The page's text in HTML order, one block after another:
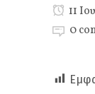
11
0